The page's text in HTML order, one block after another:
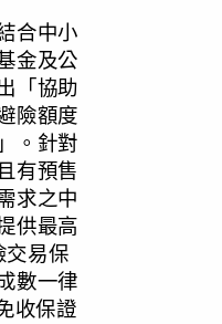
合中小
金及公
「協助
險額度
。針對
有預售
求之中
供最高
易保
數一律
收保證